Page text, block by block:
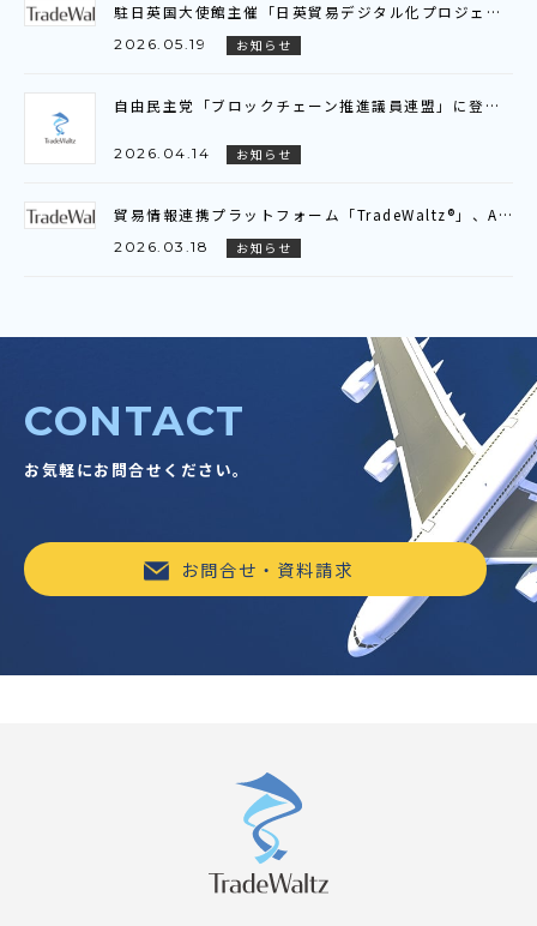
駐日英国大使館主催「日英貿易デジタル化プロジェクト」ビジネスブリーフィング参加のお知らせ
2026.05.19 お知らせ
自由民主党「ブロックチェーン推進議員連盟」に登壇いたしました
2026.04.14 お知らせ
貿易情報連携プラットフォーム「TradeWaltz®」、AI-OCRの対応範囲を拡大～新たに注文書（P/O）に対応し、輸出入双方でのデータ活用が可能に～
2026.03.18 お知らせ
CONTACT
お気軽にお問合せください。
お問合せ・資料請求